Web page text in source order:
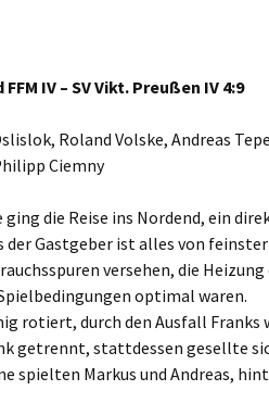
IV – SV Vikt. Preußen IV 4:9
Roland Volske, Andreas
Ciemny
die Reise ins Nordend, ein
der Gastgeber ist alles von
versehen, die
optimal waren.
rotiert, durch den Ausfall Franks
getrennt, stattdessen gesellte
spielten Markus und Andreas,